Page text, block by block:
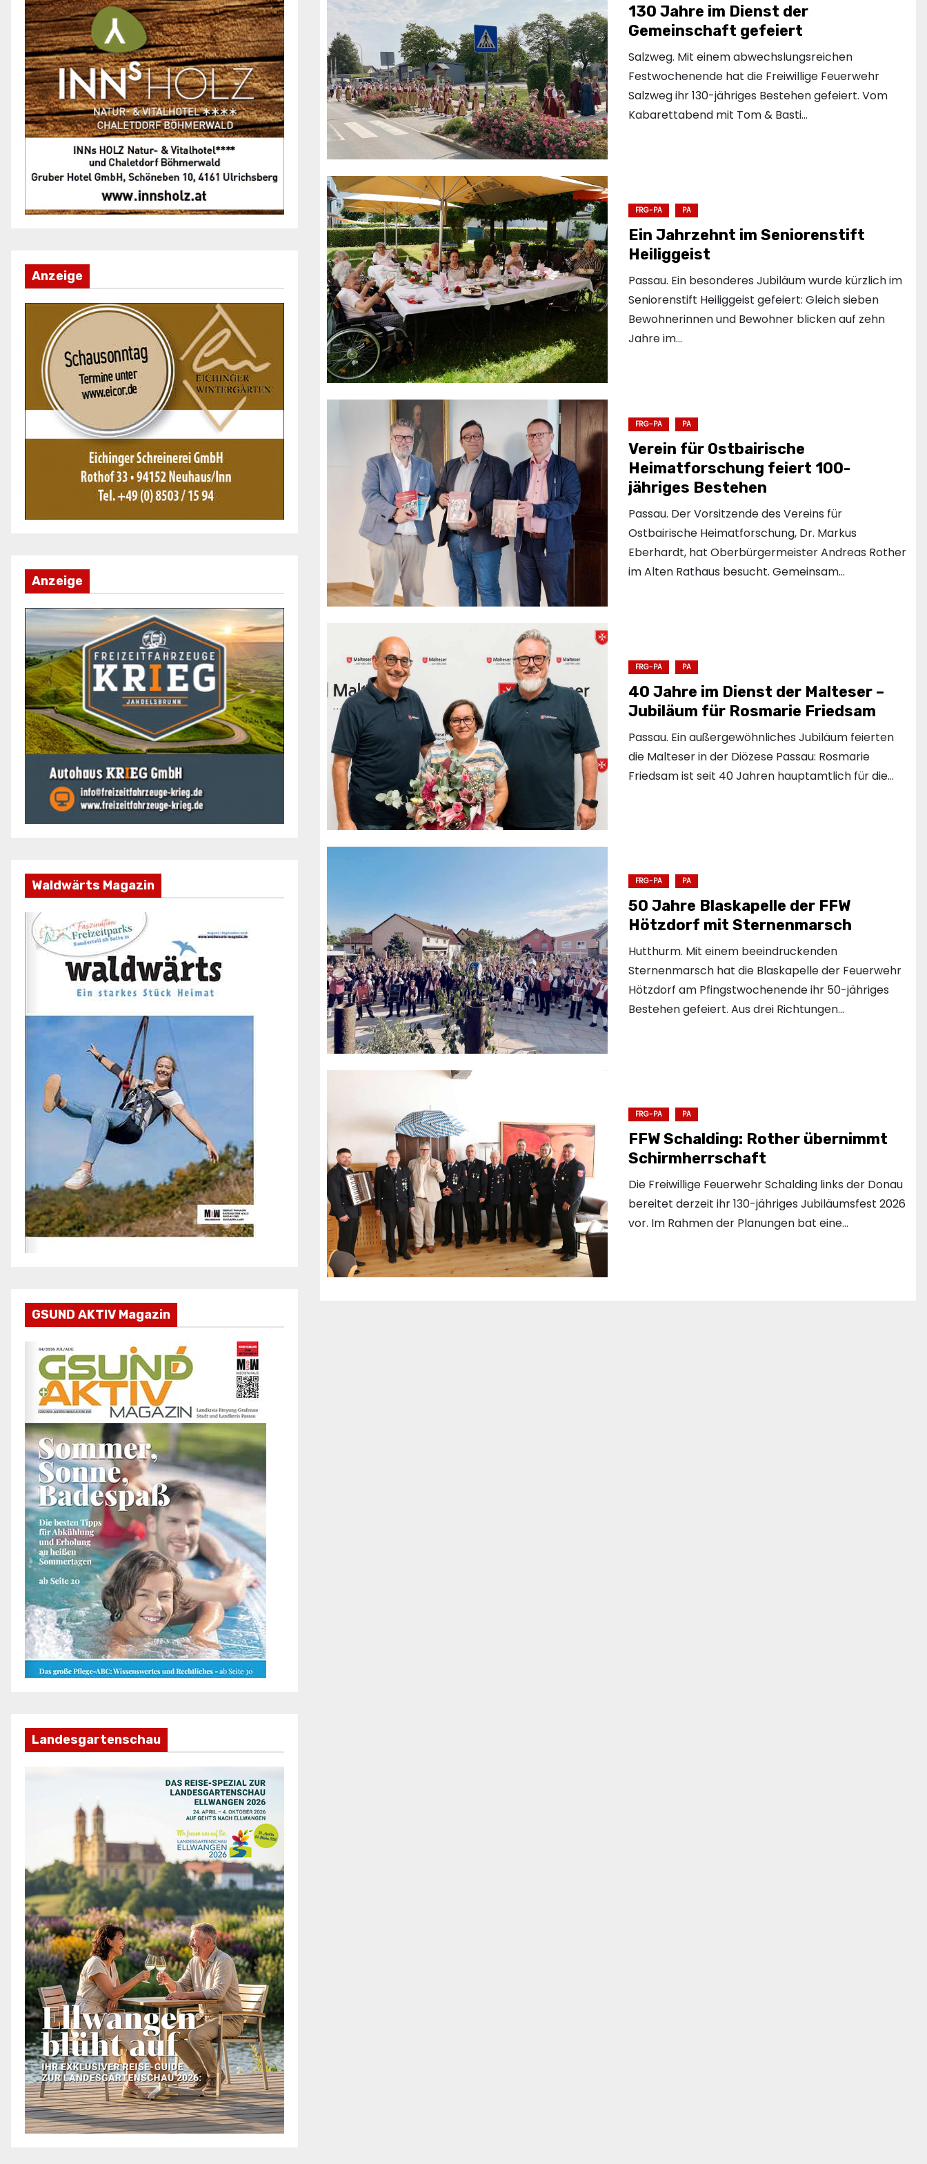
Anzeige
Anzeige
Waldwärts Magazin
GSUND AKTIV Magazin
Landesgartenschau
130 Jahre im Dienst der
Gemeinschaft gefeiert
Salzweg. Mit einem abwechslungsreichen
Festwochenende hat die Freiwillige Feuerwehr
Salzweg ihr 130-jähriges Bestehen gefeiert. Vom
Kabarettabend mit Tom & Basti…
FRG-PA PA
Ein Jahrzehnt im Seniorenstift
Heiliggeist
Passau. Ein besonderes Jubiläum wurde kürzlich im
Seniorenstift Heiliggeist gefeiert: Gleich sieben
Bewohnerinnen und Bewohner blicken auf zehn
Jahre im…
FRG-PA PA
Verein für Ostbairische
Heimatforschung feiert 100-
jähriges Bestehen
Passau. Der Vorsitzende des Vereins für
Ostbairische Heimatforschung, Dr. Markus
Eberhardt, hat Oberbürgermeister Andreas Rother
im Alten Rathaus besucht. Gemeinsam…
FRG-PA PA
40 Jahre im Dienst der Malteser –
Jubiläum für Rosmarie Friedsam
Passau. Ein außergewöhnliches Jubiläum feierten
die Malteser in der Diözese Passau: Rosmarie
Friedsam ist seit 40 Jahren hauptamtlich für die…
FRG-PA PA
50 Jahre Blaskapelle der FFW
Hötzdorf mit Sternenmarsch
Hutthurm. Mit einem beeindruckenden
Sternenmarsch hat die Blaskapelle der Feuerwehr
Hötzdorf am Pfingstwochenende ihr 50-jähriges
Bestehen gefeiert. Aus drei Richtungen…
FRG-PA PA
FFW Schalding: Rother übernimmt
Schirmherrschaft
Die Freiwillige Feuerwehr Schalding links der Donau
bereitet derzeit ihr 130-jähriges Jubiläumsfest 2026
vor. Im Rahmen der Planungen bat eine…